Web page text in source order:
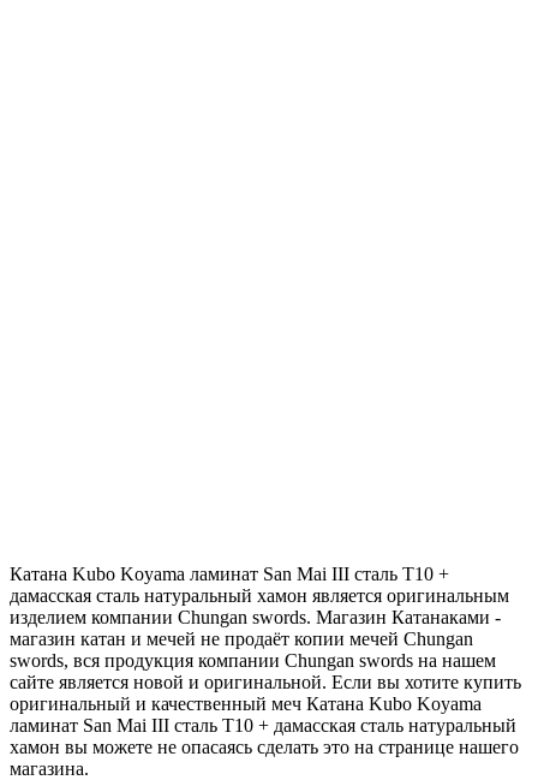
Катана Kubo Koyama ламинат San Mai III сталь T10 +
дамасская сталь натуральный хамон является оригинальным
изделием компании Chungan swords. Магазин Катанаками -
магазин катан и мечей не продаёт копии мечей Chungan
swords, вся продукция компании Chungan swords на нашем
сайте является новой и оригинальной. Если вы хотите купить
оригинальный и качественный меч Катана Kubo Koyama
ламинат San Mai III сталь T10 + дамасская сталь натуральный
хамон вы можете не опасаясь сделать это на странице нашего
магазина.